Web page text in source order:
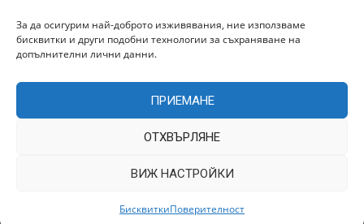
За да осигурим най-доброто изживявания, ние използваме
бисквитки и други подобни технологии за съхраняване на
допълнителни лични данни.
ПРИЕМАНЕ
ОТХВЪРЛЯНЕ
ВИЖ НАСТРОЙКИ
БисквиткиПоверителност
Архив
TrakiaWorld.com само с позоваване на източника.